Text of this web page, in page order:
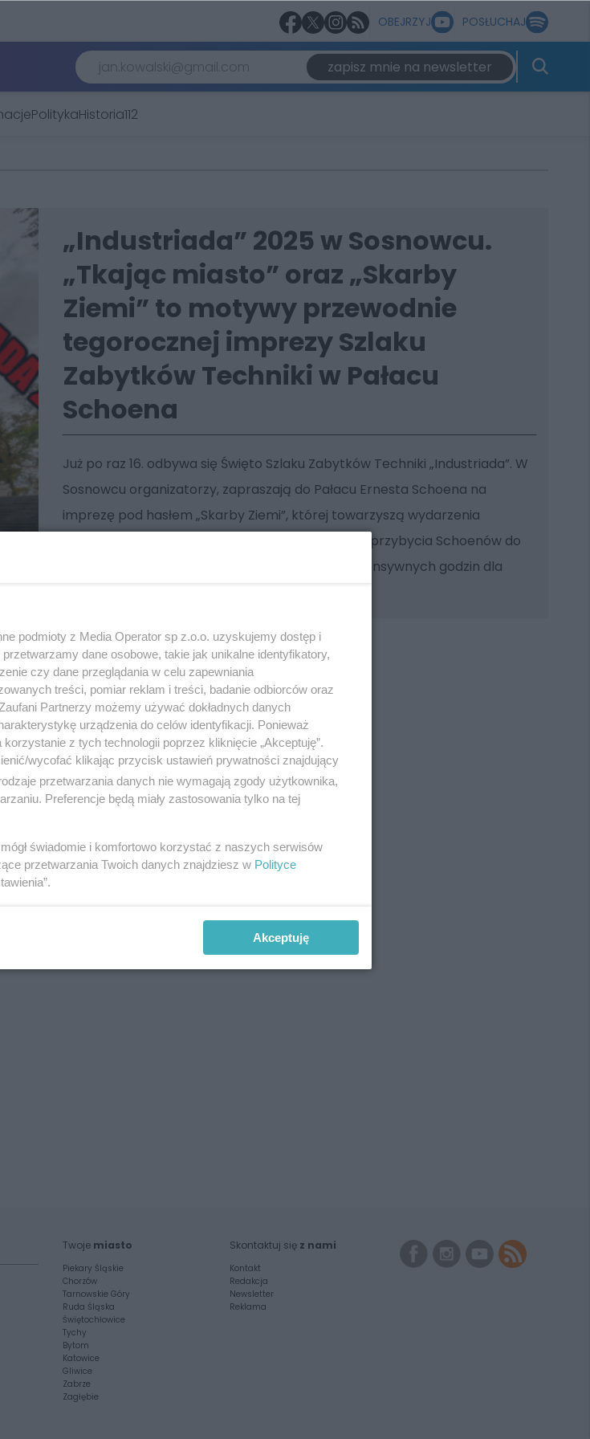
OBEJRZYJ POSŁUCHAJ
zapisz mnie na newsletter
PolitykaHistoria112
„Industriada” 2025 w Sosnowcu.
„Tkając miasto” oraz „Skarby
Ziemi” to motywy przewodnie
tegorocznej imprezy Szlaku
Zabytków Techniki w Pałacu
Schoena
Już po raz 16. odbywa się Święto Szlaku Zabytków Techniki „Industriada”. W
Sosnowcu organizatorzy, zapraszają do Pałacu Ernesta Schoena na
imprezę pod hasłem „Skarby Ziemi”, której towarzyszą wydarzenia
związane z wystawą „Tkając miasto. W 150-lecie przybycia Schoenów do
Sosnowca”. Przygotowano wiele atrakcji na 6 intensywnych godzin dla
REKLAMA
REKLAMA
Twoje miasto
Piekary Śląskie
Chorzów
Tarnowskie Góry
Ruda Śląska
Świętochłowice
Tychy
Bytom
Katowice
Gliwice
Zabrze
Zagłębie
Skontaktuj się z nami
Kontakt
Redakcja
Newsletter
Reklama
podmioty z Media Operator sp z.o.o. uzyskujemy dostęp i
dane osobowe, takie jak unikalne identyfikatory,
czy dane przeglądania w celu zapewniania
treści, pomiar reklam i treści, badanie odbiorców oraz
Partnerzy możemy używać dokładnych danych
urządzenia do celów identyfikacji. Ponieważ
z tych technologii poprzez kliknięcie „Akceptuję”.
wycofać klikając przycisk ustawień prywatności znajdujący
przetwarzania danych nie wymagają zgody użytkownika,
Preferencje będą miały zastosowania tylko na tej
świadomie i komfortowo korzystać z naszych serwisów
przetwarzania Twoich danych znajdziesz w Polityce
Akceptuję